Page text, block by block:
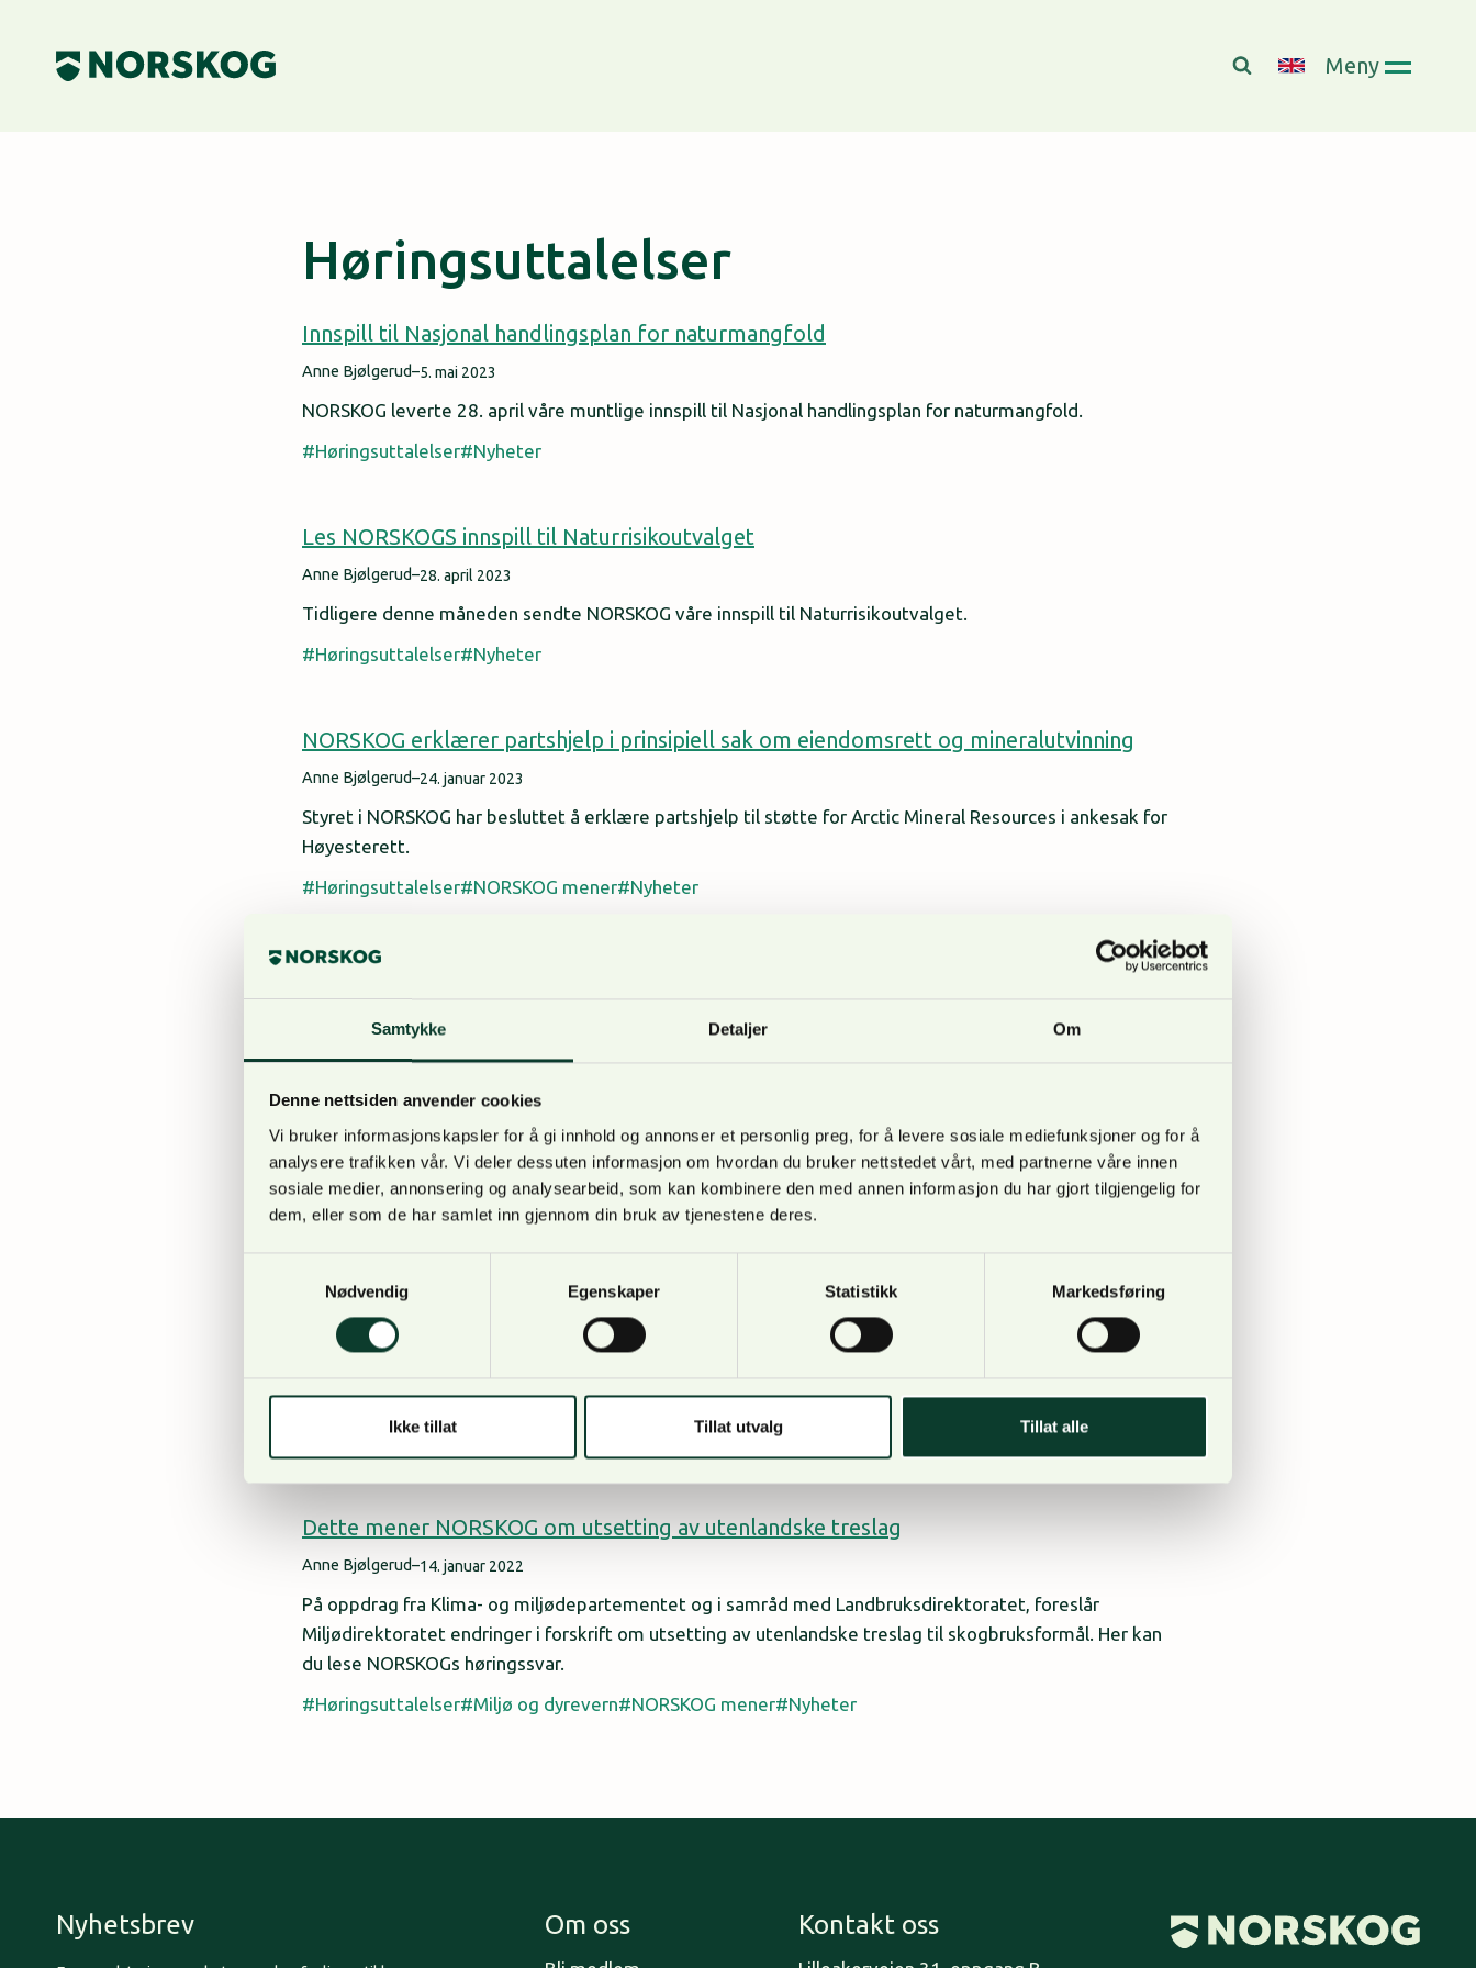
Samtykke Detaljer Om
Denne nettsiden anvender cookies
Vi bruker informasjonskapsler for å gi innhold og annonser et personlig preg, for å levere sosiale mediefunksjoner og for å
analysere trafikken vår. Vi deler dessuten informasjon om hvordan du bruker nettstedet vårt, med partnerne våre innen
sosiale medier, annonsering og analysearbeid, som kan kombinere den med annen informasjon du har gjort tilgjengelig for
dem, eller som de har samlet inn gjennom din bruk av tjenestene deres.
Nødvendig
Egenskaper Statistikk Markedsføring
Ikke tillat Tillat utvalg Tillat alle
content
Meny
Høringsuttalelser
Innspill til Nasjonal handlingsplan for naturmangfold
Anne Bjølgerud–5. mai 2023
NORSKOG leverte 28. april våre muntlige innspill til Nasjonal handlingsplan for naturmangfold.
Høringsuttalelser
Nyheter
Les NORSKOGS innspill til Naturrisikoutvalget
Anne Bjølgerud–28. april 2023
Tidligere denne måneden sendte NORSKOG våre innspill til Naturrisikoutvalget.
Høringsuttalelser
Nyheter
NORSKOG erklærer partshjelp i prinsipiell sak om eiendomsrett og mineralutvinning
Anne Bjølgerud–24. januar 2023
Styret i NORSKOG har besluttet å erklære partshjelp til støtte for Arctic Mineral Resources i ankesak for
Høyesterett.
Høringsuttalelser
NORSKOG mener Nyheter
Er nasjonalpark i Østmarka en god idé?
2012. Siden den gang har saken vært mye omdiskutert, og er nå på høring.
Høringsuttalelser
NORSKOG mener
Riksantikvaren vil styrke arbeidet med landskap og utarbeider som ledd i dette et landsomfattende
register over kulturhistoriske landskap av nasjonal interesse. Dette skal være et verktøy for
denne forbindelse har NORSKOG inngitt høringsinnspill til registreringene.
Dette mener NORSKOG om utsetting av utenlandske treslag
Anne Bjølgerud–14. januar 2022
På oppdrag fra Klima- og miljødepartementet og i samråd med Landbruksdirektoratet, foreslår
Miljødirektoratet endringer i forskrift om utsetting av utenlandske treslag til skogbruksformål. Her kan
du lese NORSKOGs høringssvar.
Høringsuttalelser
Miljø og dyrevern NORSKOG mener Nyheter
Nyhetsbrev Om oss Kontakt oss